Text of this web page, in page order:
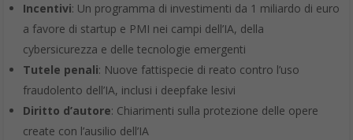
Incentivi: Un programma di investimenti da 1 miliardo di euro
a favore di startup e PMI nei campi dell’IA, della
cybersicurezza e delle tecnologie emergenti
Tutele penali: Nuove fattispecie di reato contro l’uso
fraudolento dell’IA, inclusi i deepfake lesivi
Diritto d’autore: Chiarimenti sulla protezione delle opere
create con l’ausilio dell’IA